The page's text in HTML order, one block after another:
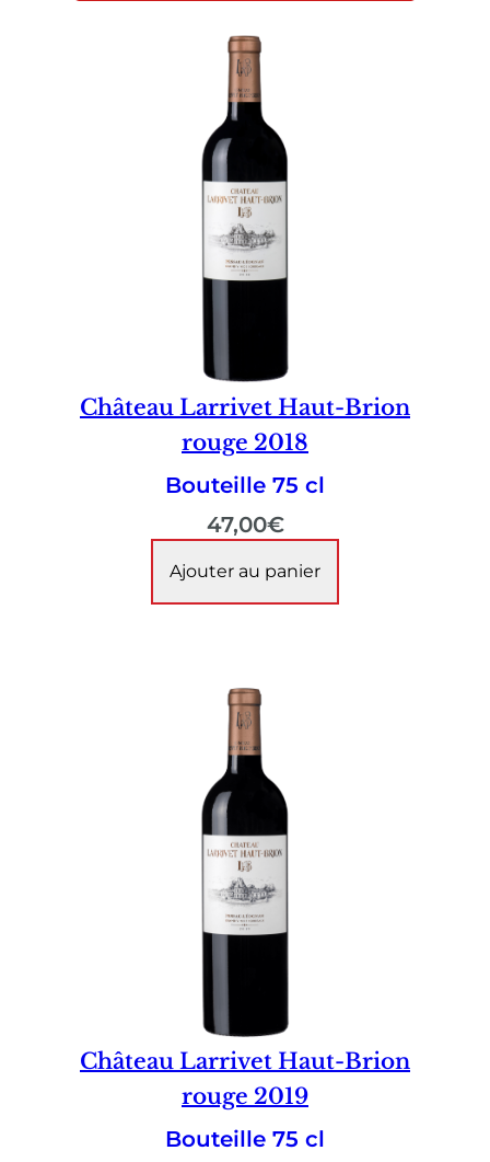
Château Larrivet Haut-Brion
rouge 2018
Bouteille 75 cl
47,00€
Ajouter au panier
Château Larrivet Haut-Brion
rouge 2019
Bouteille 75 cl